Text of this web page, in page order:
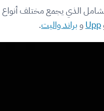
الذي يجمع مختلف أنواع
Uppوبراند واليت.